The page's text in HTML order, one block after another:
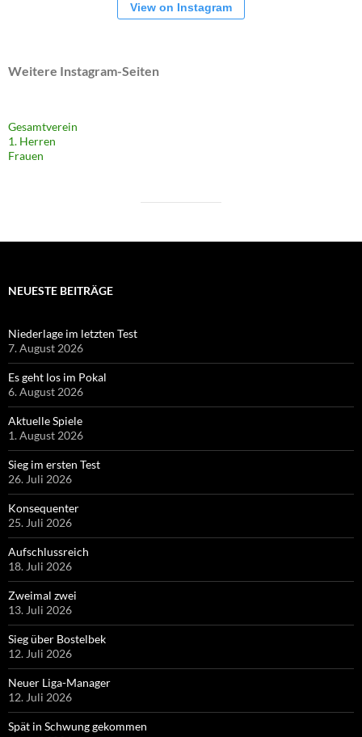
View on Instagram
Weitere Instagram-Seiten
Gesamtverein
1. Herren
Frauen
NEUESTE BEITRÄGE
Niederlage im letzten Test
7. August 2026
Es geht los im Pokal
6. August 2026
Aktuelle Spiele
1. August 2026
Sieg im ersten Test
26. Juli 2026
Konsequenter
25. Juli 2026
Aufschlussreich
18. Juli 2026
Zweimal zwei
13. Juli 2026
Sieg über Bostelbek
12. Juli 2026
Neuer Liga-Manager
12. Juli 2026
Spät in Schwung gekommen